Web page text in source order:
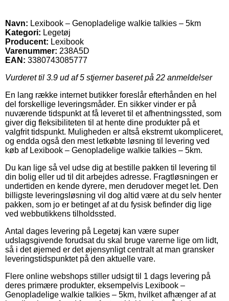
Navn: Lexibook – Genopladelige walkie talkies – 5km
Kategori: Legetøj
Producent: Lexibook
Varenummer: 238A5D
EAN: 3380743085777
Vurderet til 3.9 ud af 5 stjerner baseret på 22 anmeldelser
En lang række internet butikker foreslår efterhånden en hel
del forskellige leveringsmåder. En sikker vinder er på
nuværende tidspunkt at få leveret til et afhentningssted, som
giver dig fleksibiliteten til at hente dine produkter på et
valgfrit tidspunkt. Muligheden er altså ekstremt ukompliceret,
og endda også den mest letkøbte løsning til levering ved
køb af Lexibook – Genopladelige walkie talkies – 5km.
Du kan lige så vel udse dig at bestille pakken til levering til
din bolig eller ud til dit arbejdes adresse. Fragtløsningen er
undertiden en kende dyrere, men derudover meget let. Den
billigste leveringsløsning vil dog altid være at du selv henter
pakken, som jo er betinget af at du fysisk befinder dig lige
ved webbutikkens tilholdssted.
Antal dages levering på Legetøj kan være super
udslagsgivende forudsat du skal bruge varerne lige om lidt,
så i det øjemed er det øjensynligt centralt at man gransker
leveringstidspunktet på den aktuelle vare.
Flere online webshops stiller udsigt til 1 dags levering på
deres primære produkter, eksempelvis Lexibook –
Genopladelige walkie talkies – 5km, hvilket afhænger af at